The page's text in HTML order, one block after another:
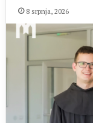
8 srpnja, 2026